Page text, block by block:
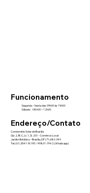
Funcionamento
Segunda – Sexta das 09h00 às 19h00
Sábado 08h00 – 12h00
Endereço/Contato
Condomínio Solar de Brasília
Qd. 2, Bl. C, Lt. 1, Sl. 201 - Comércio Local
Jardim Botânico - Brasília, DF | 71.680-349
Tel: (61) 3541-8195 / 99801-7942 (Whatsapp)